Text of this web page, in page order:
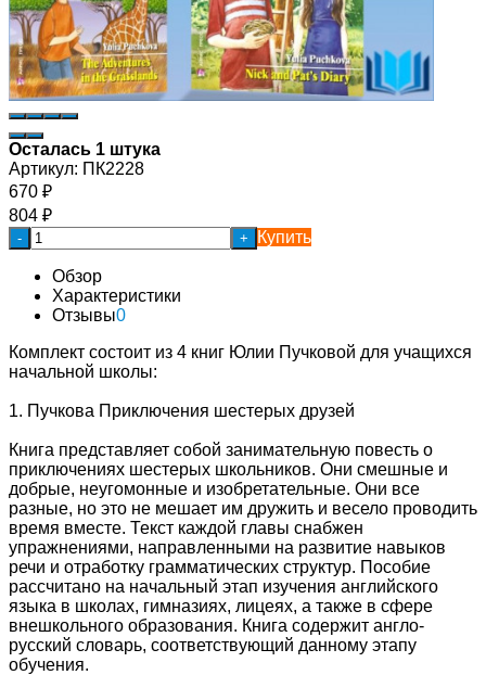
Осталась 1 штука
Артикул: ПК2228
670 ₽
804 ₽
- + Купить
Обзор
Характеристики
Отзывы0
Комплект состоит из 4 книг Юлии Пучковой для учащихся
начальной школы:
1. Пучкова Приключения шестерых друзей
Книга представляет собой занимательную повесть о
приключениях шестерых школьников. Они смешные и
добрые, неугомонные и изобретательные. Они все
разные, но это не мешает им дружить и весело проводить
время вместе. Текст каждой главы снабжен
упражнениями, направленными на развитие навыков
речи и отработку грамматических структур. Пособие
рассчитано на начальный этап изучения английского
языка в школах, гимназиях, лицеях, а также в сфере
внешкольного образования. Книга содержит англо-
русский словарь, соответствующий данному этапу
обучения.